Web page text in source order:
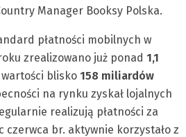
Manager Booksy Polska.
płatności mobilnych w
zrealizowano już ponad 1,1
wartości blisko 158 miliardów
na rynku zyskał lojalnych
realizują płatności za
czerwca br. aktywnie korzystało z